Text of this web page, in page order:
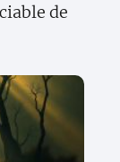
de